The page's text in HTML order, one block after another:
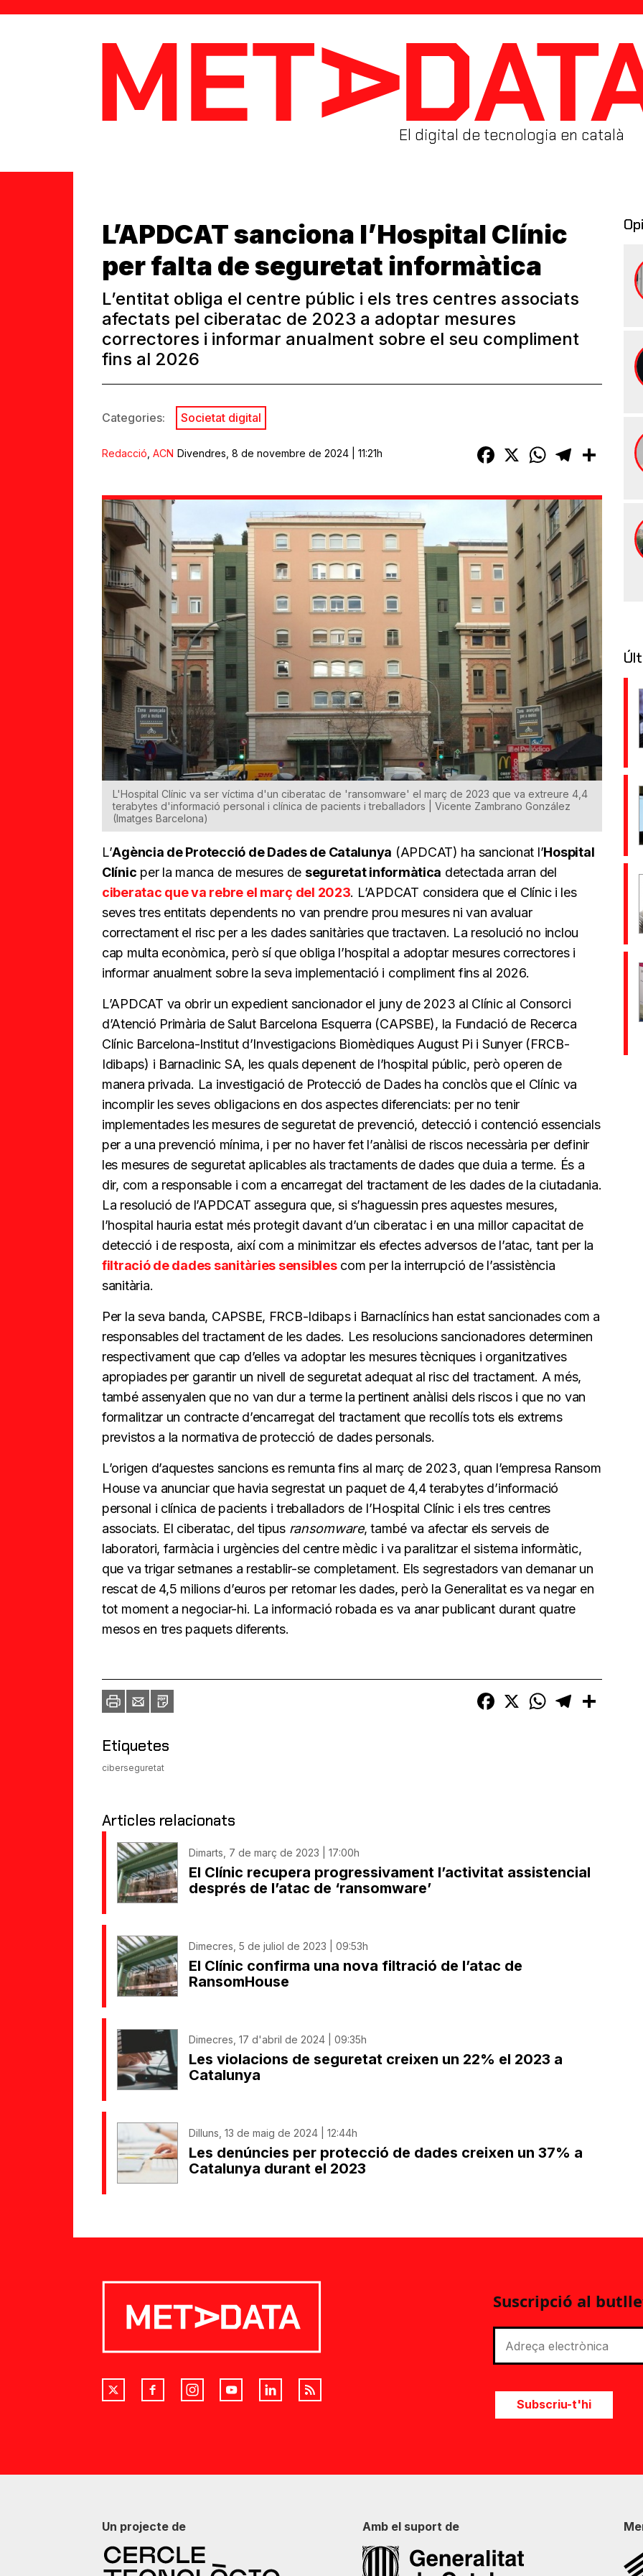
MetaData
El digital de tecnologia en català
L’APDCAT sanciona l’Hospital Clínic
per falta de seguretat informàtica
L’entitat obliga el centre públic i els tres centres associats
afectats pel ciberatac de 2023 a adoptar mesures
correctores i informar anualment sobre el seu compliment
fins al 2026
Categories: Societat digital
Redacció ACN Divendres, 8 de novembre de 2024 | 11:21h Facebook
X WhatsAppTelegram
L'Hospital Clínic va ser víctima d'un ciberatac de 'ransomware' el març de 2023 que va extreure 4,4
terabytes d'informació personal i clínica de pacients i treballadors | Vicente Zambrano González
(Imatges Barcelona)
L’Agència de Protecció de Dades de Catalunya (APDCAT) ha sancionat l’Hospital
Clínic per la manca de mesures de seguretat informàtica detectada arran del
ciberatac que va rebre el març del 2023. L’APDCAT considera que el Clínic i les
seves tres entitats dependents no van prendre prou mesures ni van avaluar
correctament el risc per a les dades sanitàries que tractaven. La resolució no inclou
cap multa econòmica, però sí que obliga l’hospital a adoptar mesures correctores i
informar anualment sobre la seva implementació i compliment fins al 2026.
L’APDCAT va obrir un expedient sancionador el juny de 2023 al Clínic al Consorci
d’Atenció Primària de Salut Barcelona Esquerra (CAPSBE), la Fundació de Recerca
Clínic Barcelona-Institut d’Investigacions Biomèdiques August Pi i Sunyer (FRCB-
Idibaps) i Barnaclinic SA, les quals depenent de l’hospital públic, però operen de
manera privada. La investigació de Protecció de Dades ha conclòs que el Clínic va
incomplir les seves obligacions en dos aspectes diferenciats: per no tenir
implementades les mesures de seguretat de prevenció, detecció i contenció essencials
per a una prevenció mínima, i per no haver fet l’anàlisi de riscos necessària per definir
les mesures de seguretat aplicables als tractaments de dades que duia a terme. És a
dir, com a responsable i com a encarregat del tractament de les dades de la ciutadania.
La resolució de l’APDCAT assegura que, si s’haguessin pres aquestes mesures,
l’hospital hauria estat més protegit davant d’un ciberatac i en una millor capacitat de
detecció i de resposta, així com a minimitzar els efectes adversos de l’atac, tant per la
filtració de dades sanitàries sensiblescom per la interrupció de l’assistència
sanitària.
Per la seva banda, CAPSBE, FRCB-Idibaps i Barnaclínics han estat sancionades com a
responsables del tractament de les dades. Les resolucions sancionadores determinen
respectivament que cap d’elles va adoptar les mesures tècniques i organitzatives
apropiades per garantir un nivell de seguretat adequat al risc del tractament. A més,
també assenyalen que no van dur a terme la pertinent anàlisi dels riscos i que no van
formalitzar un contracte d’encarregat del tractament que recollís tots els extrems
previstos a la normativa de protecció de dades personals.
L’origen d’aquestes sancions es remunta fins al març de 2023, quan l’empresa Ransom
House va anunciar que havia segrestat un paquet de 4,4 terabytes d’informació
personal i clínica de pacients i treballadors de l’Hospital Clínic i els tres centres
associats. El ciberatac, del tipus ransomware, també va afectar els serveis de
laboratori, farmàcia i urgències del centre mèdic i va paralitzar el sistema informàtic,
que va trigar setmanes a restablir-se completament. Els segrestadors van demanar un
rescat de 4,5 milions d’euros per retornar les dades, però la Generalitat es va negar en
tot moment a negociar-hi. La informació robada es va anar publicant durant quatre
mesos en tres paquets diferents.
ImprimirEnvia
un
PDF Facebook
X WhatsAppTelegram
Etiquetes
ciberseguretat
Articles relacionats
Dimarts, 7 de març de 2023 | 17:00h
El Clínic recupera progressivament l’activitat assistencial
després de l’atac de ‘ransomware’
Dimecres, 5 de juliol de 2023 | 09:53h
El Clínic confirma una nova filtració de l’atac de
RansomHouse
Dimecres, 17 d'abril de 2024 | 09:35h
Les violacions de seguretat creixen un 22% el 2023 a
Catalunya
Dilluns, 13 de maig de 2024 | 12:44h
Les denúncies per protecció de dades creixen un 37% a
Catalunya durant el 2023
Suscripció al
Subscriu-t'hi
Un projecte de Amb el suport de